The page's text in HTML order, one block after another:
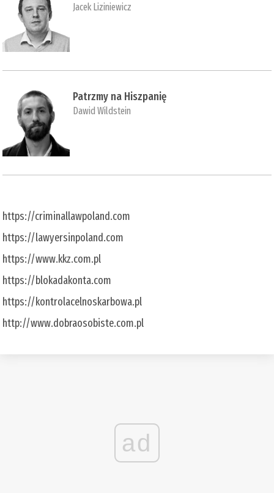
Jacek Liziniewicz
Patrzmy na Hiszpanię
Dawid Wildstein
https://criminallawpoland.com
https://lawyersinpoland.com
https://www.kkz.com.pl
https://blokadakonta.com
https://kontrolacelnoskarbowa.pl
http://www.dobraosobiste.com.pl
ad